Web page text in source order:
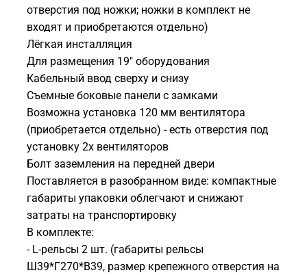
отверстия под ножки; ножки в комплект не
входят и приобретаются отдельно)
Лёгкая инсталляция
Для размещения 19" оборудования
Кабельный ввод сверху и снизу
Съемные боковые панели с замками
Возможна установка 120 мм вентилятора
(приобретается отдельно) - есть отверстия под
установку 2х вентиляторов
Болт заземления на передней двери
Поставляется в разобранном виде: компактные
габариты упаковки облегчают и снижают
затраты на транспортировку
В комплекте:
- L-рельсы 2 шт. (габариты рельсы
Ш39*Г270*В39, размер крепежного отверстия на